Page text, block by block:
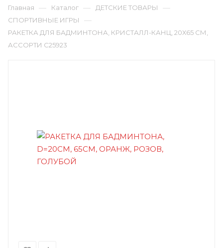
Главная — Каталог — ДЕТСКИЕ ТОВАРЫ —
СПОРТИВНЫЕ ИГРЫ —
РАКЕТКА ДЛЯ БАДМИНТОНА, КРИСТАЛЛ-КАНЦ, 20Х65 СМ,
АССОРТИ C25923